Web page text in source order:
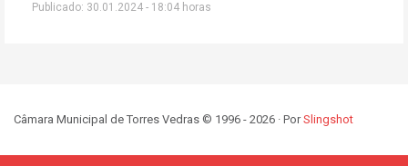
Publicado: 30.01.2024 - 18:04 horas
Câmara Municipal de Torres Vedras © 1996 - 2026 · PorSlingshot